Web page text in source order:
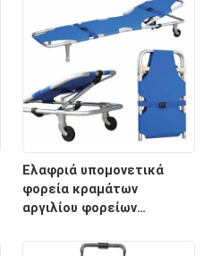
Ελαφριά υπομονετικά
φορεία κραμάτων
αργιλίου φορείων
κρεβάτι φορείων